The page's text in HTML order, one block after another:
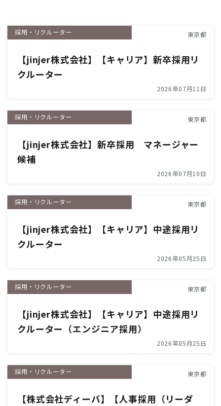
採用・リクルーター 東京都
【jinjer株式会社】【キャリア】新卒採用リ
クルーター
2026年07月11日
採用・リクルーター 東京都
【jinjer株式会社】新卒採用 マネージャー
候補
2026年07月10日
採用・リクルーター 東京都
【jinjer株式会社】【キャリア】中途採用リ
クルーター
2026年05月25日
採用・リクルーター 東京都
【jinjer株式会社】【キャリア】中途採用リ
クルーター（エンジニア採用）
2026年05月25日
採用・リクルーター 東京都
【株式会社ディーバ】【人事採用（リーダ